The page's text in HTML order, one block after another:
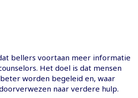
bellers voortaan meer informatie
Het doel is dat mensen
worden begeleid en, waar
naar verdere hulp.